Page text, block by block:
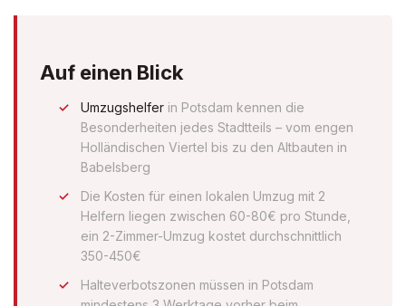
Auf einen Blick
Umzugshelfer in Potsdam kennen die
Besonderheiten jedes Stadtteils – vom engen
Holländischen Viertel bis zu den Altbauten in
Babelsberg
Die Kosten für einen lokalen Umzug mit 2
Helfern liegen zwischen 60-80€ pro Stunde,
ein 2-Zimmer-Umzug kostet durchschnittlich
350-450€
Halteverbotszonen müssen in Potsdam